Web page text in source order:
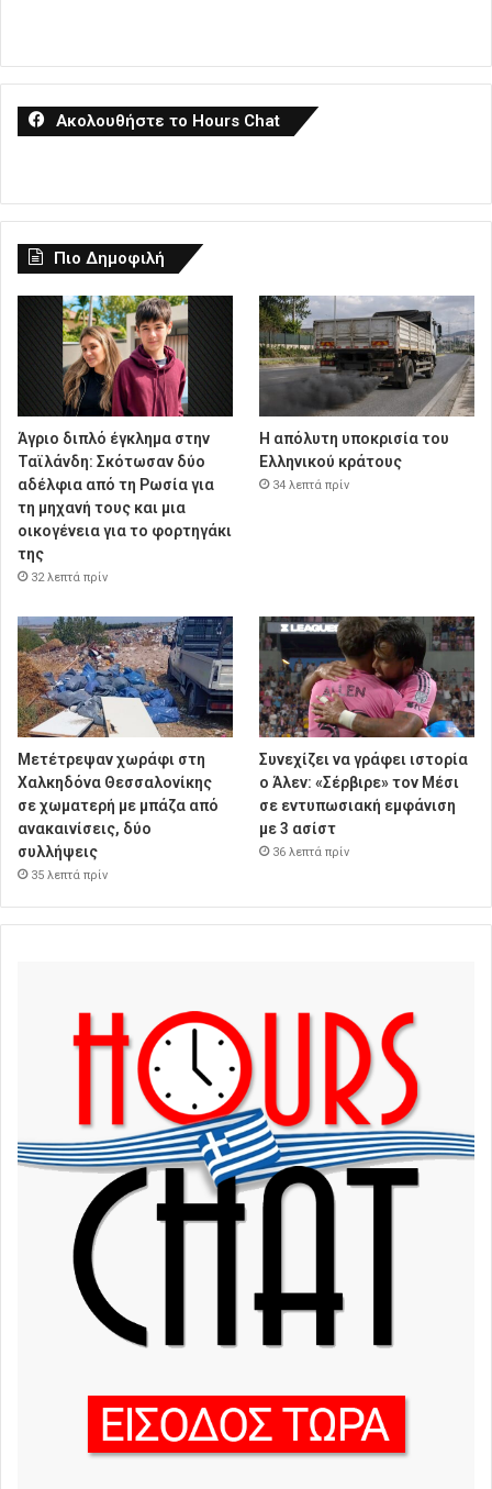
Ακολουθήστε το Hours Chat
Πιο Δημοφιλή
Άγριο διπλό έγκλημα στην
Ταϊλάνδη: Σκότωσαν δύο
αδέλφια από τη Ρωσία για
τη μηχανή τους και μια
οικογένεια για το φορτηγάκι
της
32 λεπτά πρίν
Η απόλυτη υποκρισία του
Ελληνικού κράτους
34 λεπτά πρίν
Μετέτρεψαν χωράφι στη
Χαλκηδόνα Θεσσαλονίκης
σε χωματερή με μπάζα από
ανακαινίσεις, δύο
συλλήψεις
35 λεπτά πρίν
Συνεχίζει να γράφει ιστορία
ο Άλεν: «Σέρβιρε» τον Μέσι
σε εντυπωσιακή εμφάνιση
με 3 ασίστ
36 λεπτά πρίν